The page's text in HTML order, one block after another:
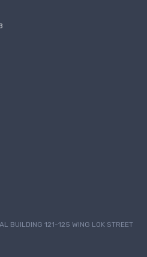
BUILDING 121-125 WING LOK STREET